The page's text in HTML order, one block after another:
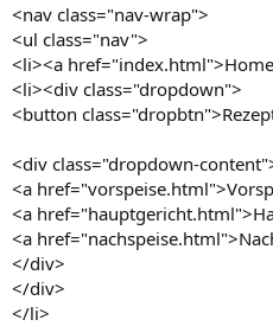
<nav class="nav-wrap">
<ul class="nav">
<li><a
<li><div class="dropdown">
<button
<div class="dropdown-
<a
<a
<a
</div>
</div>
</li>